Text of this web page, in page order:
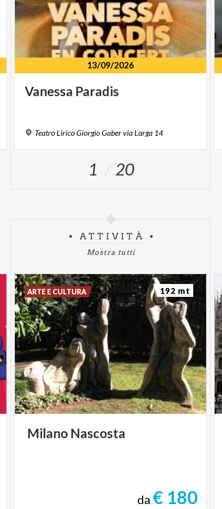
13/09/2026
Vanessa Paradis
Teatro LiricoGiorgioGabervia Larga 14
1 20
ATTIVITÀ
Mostra tutti
Milano Nascosta
da € 180
ARTE E CULTURA 192 mt